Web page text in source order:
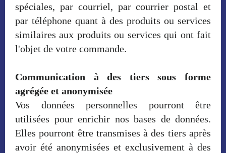
spéciales, par courriel, par courrier postal et
par téléphone quant à des produits ou services
similaires aux produits ou services qui ont fait
l'objet de votre commande.
Communication à des tiers sous forme
agrégée et anonymisée
Vos données personnelles pourront être
utilisées pour enrichir nos bases de données.
Elles pourront être transmises à des tiers après
avoir été anonymisées et exclusivement à des